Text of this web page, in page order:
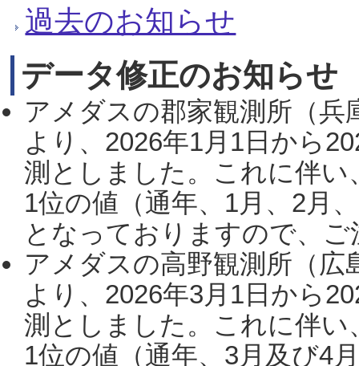
過去のお知らせ
データ修正のお知らせ
アメダスの郡家観測所（
より、2026年1月1日から
測としました。これに伴い
1位の値（通年、1月、2月
となっておりますので、
アメダスの高野観測所（
より、2026年3月1日から
測としました。これに伴い
1位の値（通年、3月及び4